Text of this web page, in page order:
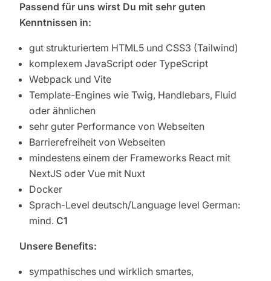
Passend für uns wirst Du mit sehr guten
Kenntnissen in:
gut strukturiertem HTML5 und CSS3 (Tailwind)
komplexem JavaScript oder TypeScript
Webpack und Vite
Template-Engines wie Twig, Handlebars, Fluid
oder ähnlichen
sehr guter Performance von Webseiten
Barrierefreiheit von Webseiten
mindestens einem der Frameworks React mit
NextJS oder Vue mit Nuxt
Docker
Sprach-Level deutsch/Language level German:
mind. C1
Unsere Benefits:
sympathisches und wirklich smartes,